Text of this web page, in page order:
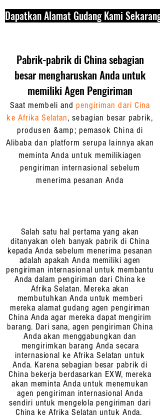
Dapatkan Alamat Gudang Kami Sekarang
Pabrik-pabrik di China sebagian
besar mengharuskan Anda untuk
memiliki Agen Pengiriman
Saat membeli and pengiriman dari Cina
ke Afrika Selatan, sebagian besar pabrik,
produsen &amp; pemasok China di
Alibaba dan platform serupa lainnya akan
meminta Anda untuk memilikiagen
pengiriman internasional sebelum
menerima pesanan Anda
Salah satu hal pertama yang akan
ditanyakan oleh banyak pabrik di China
kepada Anda sebelum menerima pesanan
adalah apakah Anda memiliki agen
pengiriman internasional untuk membantu
Anda dalam pengiriman dari China ke
Afrika Selatan. Mereka akan
membutuhkan Anda untuk memberi
mereka alamat gudang agen pengiriman
China Anda agar mereka dapat mengirim
barang. Dari sana, agen pengiriman China
Anda akan menggabungkan dan
mengirimkan barang Anda secara
internasional ke Afrika Selatan untuk
Anda. Karena sebagian besar pabrik di
China bekerja berdasarkan EXW, mereka
akan meminta Anda untuk menemukan
agen pengiriman internasional Anda
sendiri untuk mengelola pengiriman dari
China ke Afrika Selatan untuk Anda.